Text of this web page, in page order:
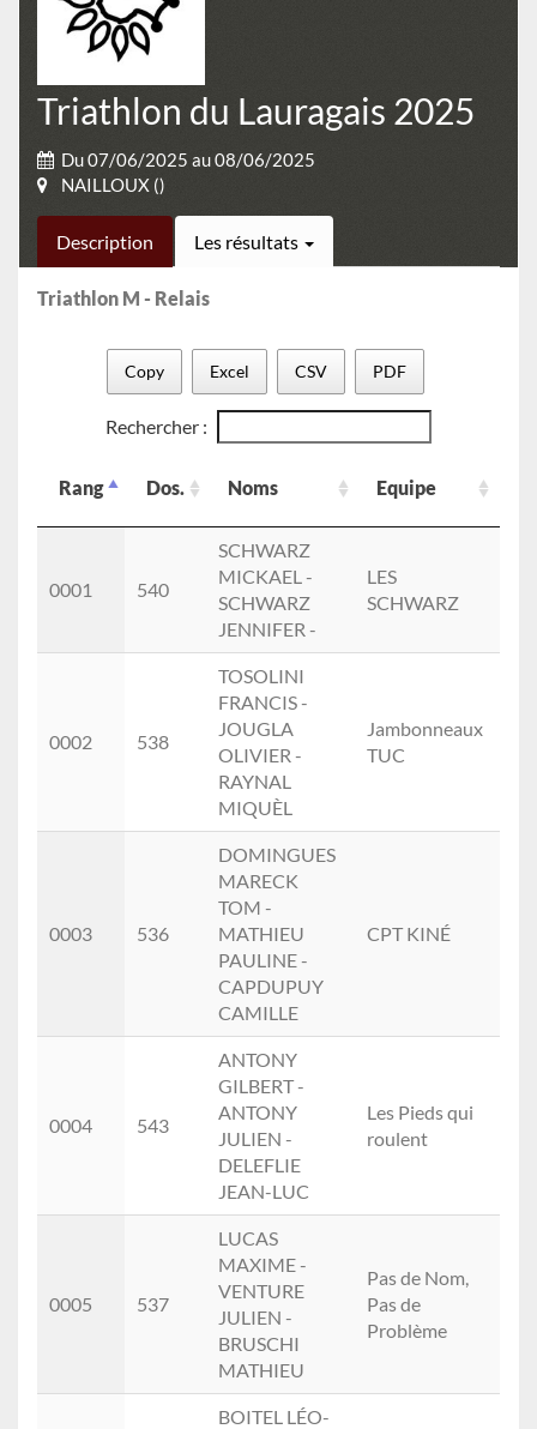
Triathlon du Lauragais 2025
Du 07/06/2025 au 08/06/2025
NAILLOUX ()
Description Les résultats
Triathlon M - Relais
Copy Excel CSV PDF
Rechercher :
Rang Dos. Noms Equipe
Noms
0001
540
SCHWARZ
MICKAEL -
SCHWARZ
JENNIFER -
LES
SCHWARZ
0002 538
TOSOLINI
FRANCIS -
JOUGLA
OLIVIER -
RAYNAL
MIQUÈL
Jambonneaux
TUC
0003 536
DOMINGUES
MARECK
TOM -
MATHIEU
PAULINE -
CAPDUPUY
CAMILLE
CPT KINÉ
0004 543
ANTONY
GILBERT -
ANTONY
JULIEN -
DELEFLIE
JEAN-LUC
Les Pieds qui
roulent
0005 537
LUCAS
MAXIME -
VENTURE
JULIEN -
BRUSCHI
MATHIEU
Pas de Nom,
Pas de
Problème
BOITEL LÉO-